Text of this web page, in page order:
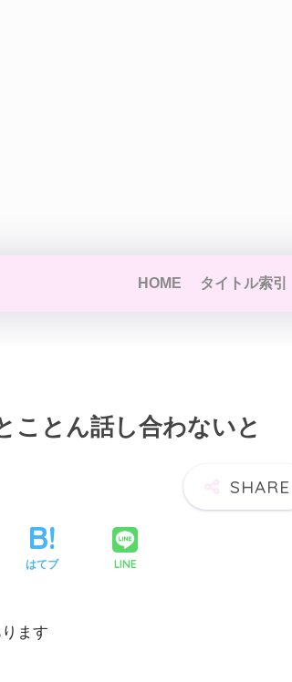
HOME タイトル索引
ことん話し合わないと
はてブ LINE
ます